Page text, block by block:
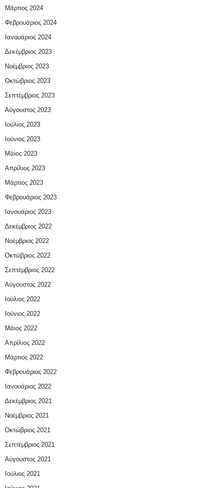
Μάρτιος 2024
Φεβρουάριος 2024
Ιανουάριος 2024
Δεκέμβριος 2023
Νοέμβριος 2023
Οκτώβριος 2023
Σεπτέμβριος 2023
Αύγουστος 2023
Ιούλιος 2023
Ιούνιος 2023
Μάιος 2023
Απρίλιος 2023
Μάρτιος 2023
Φεβρουάριος 2023
Ιανουάριος 2023
Δεκέμβριος 2022
Νοέμβριος 2022
Οκτώβριος 2022
Σεπτέμβριος 2022
Αύγουστος 2022
Ιούλιος 2022
Ιούνιος 2022
Μάιος 2022
Απρίλιος 2022
Μάρτιος 2022
Φεβρουάριος 2022
Ιανουάριος 2022
Δεκέμβριος 2021
Νοέμβριος 2021
Οκτώβριος 2021
Σεπτέμβριος 2021
Αύγουστος 2021
Ιούλιος 2021